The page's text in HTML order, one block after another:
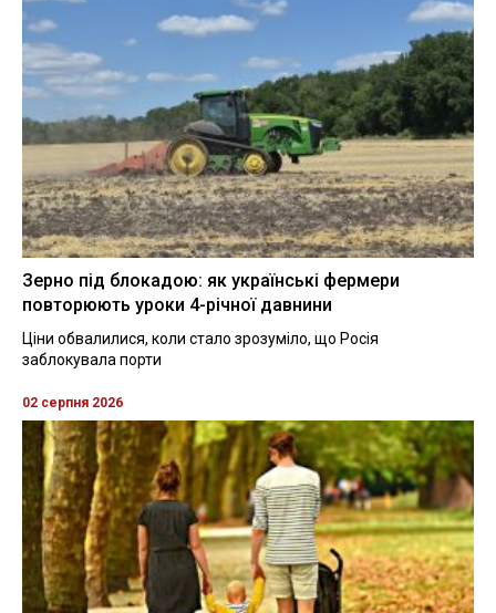
Зерно під блокадою: як українські фермери
повторюють уроки 4-річної давнини
Ціни обвалилися, коли стало зрозуміло, що Росія
заблокувала порти
02 серпня 2026